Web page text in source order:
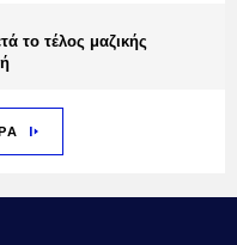
το τέλος μαζικής